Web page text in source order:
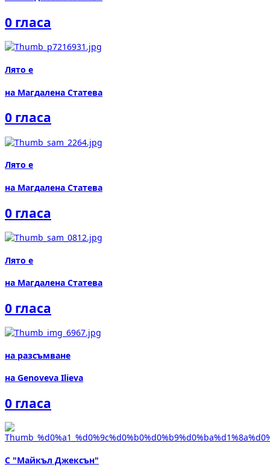
0 гласа
Лято е
на Магдалена Статева
0 гласа
Лято е
на Магдалена Статева
0 гласа
Лято е
на Магдалена Статева
0 гласа
на разсъмване
на Genoveva Ilieva
0 гласа
С "Майкъл Джексън"